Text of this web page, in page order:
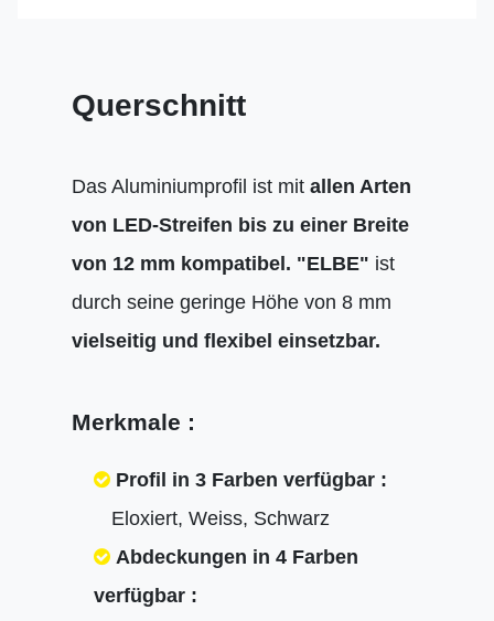
Querschnitt
Das Aluminiumprofil ist mit allen Arten
von LED-Streifen bis zu einer Breite
von 12 mm kompatibel. "ELBE" ist
durch seine geringe Höhe von 8 mm
vielseitig und flexibel einsetzbar.
Merkmale :
Profil in 3 Farben verfügbar :
Eloxiert, Weiss, Schwarz
Abdeckungen in 4 Farben
verfügbar :